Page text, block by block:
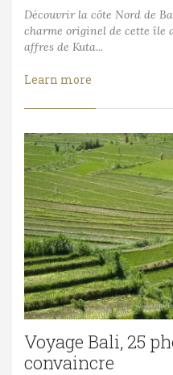
Découvrir la côte Nord de
charme originel de cette île
affres de Kuta...
Learn more
Voyage Bali, 25
convaincre